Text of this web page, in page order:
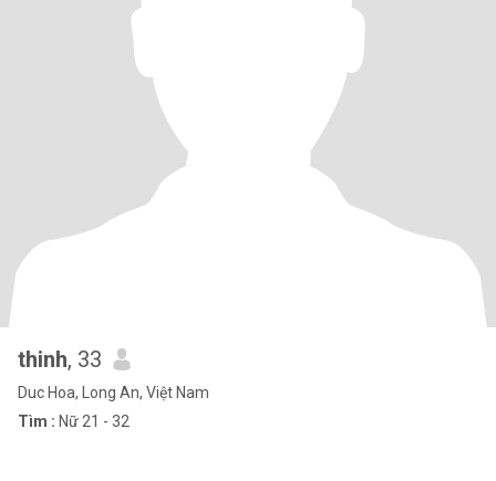
thinh, 33
Duc Hoa, Long An, Việt Nam
Tìm : Nữ 21 - 32